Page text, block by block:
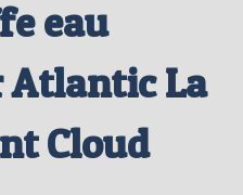
eau
La
Cloud